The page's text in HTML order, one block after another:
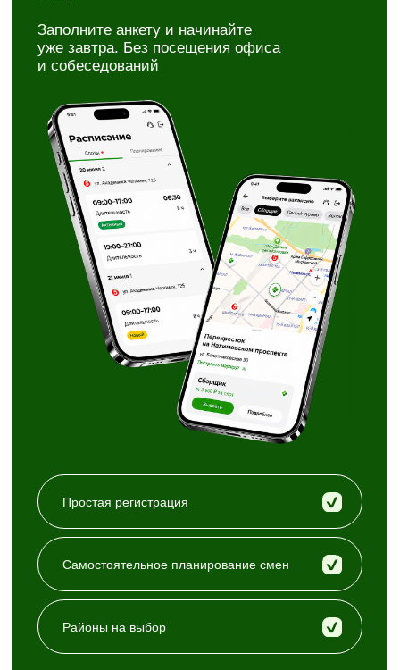
Скачать X5 Jobs
Районы на выбор
Самостоятельное планирование смен